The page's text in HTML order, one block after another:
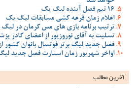
16 تیم فصل آینده لیگ یک
اعلام زمان قرعه کشی مسابقات لیگ یک
ترتیب برنامه بازی های مس کرمان در
تسلیت به آقای نوروزپور از اعضای کادر
فصل جدید لیگ برتر فوتسال بانوان کشور
اواخر شهریور زمان استارت فصل جدید
آخرین مطالب